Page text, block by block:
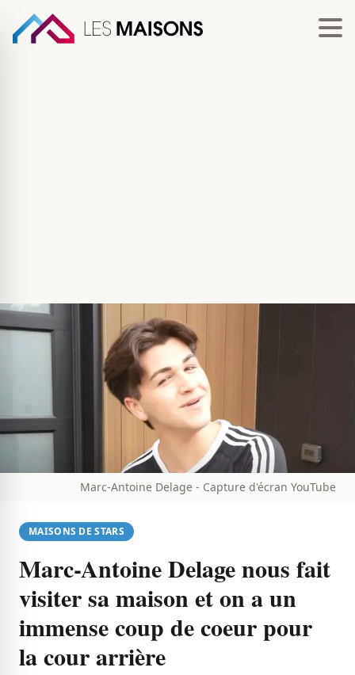
Marc-Antoine Delage - Capture d'écran YouTube
MAISONS DE STARS
Marc-Antoine Delage nous fait
visiter sa maison et on a un
immense coup de coeur pour
la cour arrière